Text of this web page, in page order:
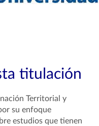
titulación
Territorial y
su enfoque
estudios que tienen